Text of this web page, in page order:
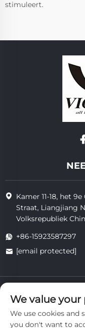
stimuleert.
Kamer 11-18, het
Straat, Liangjiang
Volksrepubliek
+86-15923587297
[email protected]
We value your
We use cookies and
you don't want to